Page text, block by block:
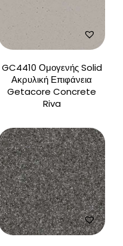
GC4410 Ομογενής Solid
Ακρυλική Επιφάνεια
Getacore Concrete
Riva